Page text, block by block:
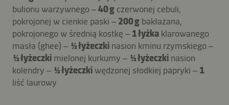
bulionu warzywnego –40 g czerwonej cebuli,
pokrojonej w cienkie paski – 200 g bakłażana,
pokrojonego w średnią kostkę – 1 łyżka klarowanego
masła (ghee) – ½ łyżeczki nasion kminu rzymskiego –
½ łyżeczki mielonej kurkumy – ½ łyżeczki nasion
kolendry – ½ łyżeczki wędzonej słodkiej papryki – 1
liść laurowy